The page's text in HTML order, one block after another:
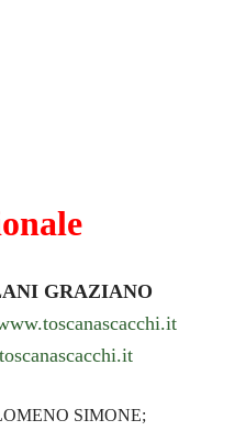
GRAZIANO
SIMONE;